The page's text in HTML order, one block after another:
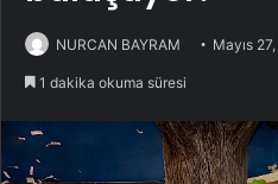
NURCAN BAYRAM Mayıs
1 dakika okuma süresi